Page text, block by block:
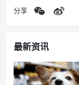
分享
最新资讯